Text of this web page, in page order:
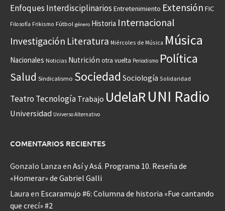
Enfoques Interdisciplinarios Entretenimiento Extensión FIC
Filosofía Frikismo Fútbol género Historia Internacional
Investigación Literatura Miércoles de Música Música
Nacionales Noticias Nutrición otra vuelta Periodismo Política
Salud Sindicalismo Sociedad Sociología Solidaridad
Teatro Tecnología Trabajo UdelaRUNI Radio
Universidad Universo Alternativo
COMENTARIOS RECIENTES
Gonzalo Lanza en Así y Asá. Programa 10. Reseña de
«Homerar» de Gabriel Galli
Laura en Escaramujo #6: Columna de historia «Fue cantando
que crecí» #2